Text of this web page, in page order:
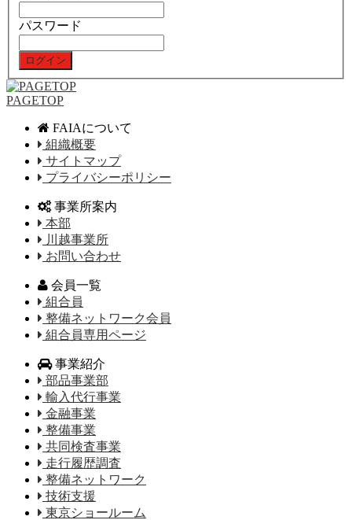
パスワード
PAGETOP
FAIAについて
組織概要
サイトマップ
プライバシーポリシー
事業所案内
本部
川越事業所
お問い合わせ
会員一覧
組合員
整備ネットワーク会員
組合員専用ページ
事業紹介
部品事業部
輸入代行事業
金融事業
整備事業
共同検査事業
走行履歴調査
整備ネットワーク
技術支援
東京ショールーム